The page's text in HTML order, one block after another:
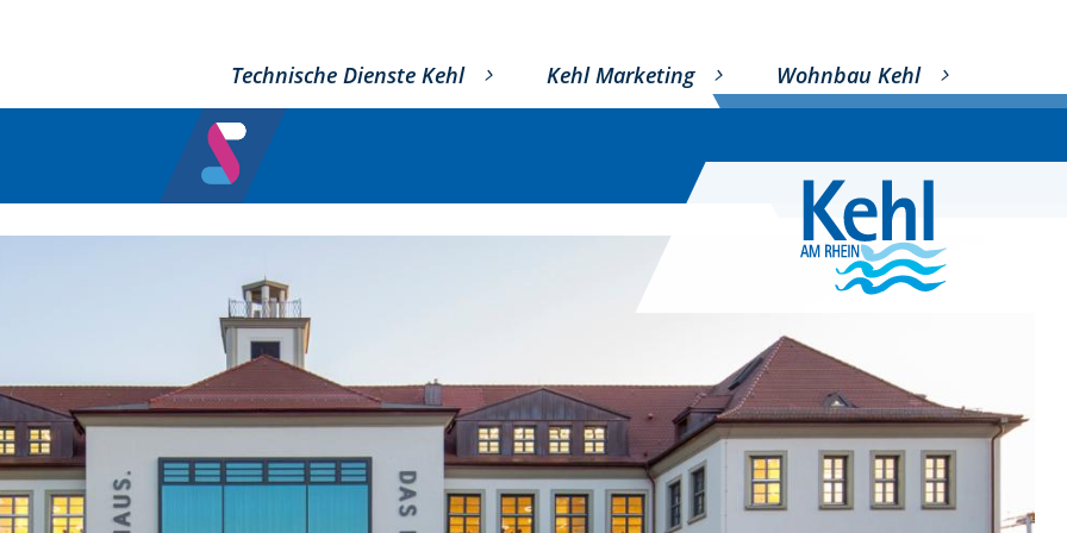
Technische Dienste Kehl Kehl Marketing Wohnbau Kehl